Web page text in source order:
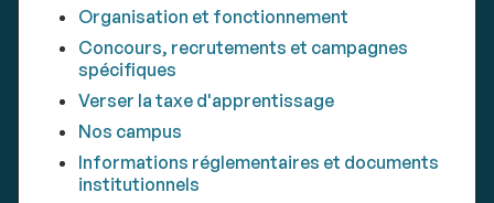
Organisation et fonctionnement
Concours, recrutements et campagnes
spécifiques
Verser la taxe d'apprentissage
Nos campus
Informations réglementaires et documents
institutionnels